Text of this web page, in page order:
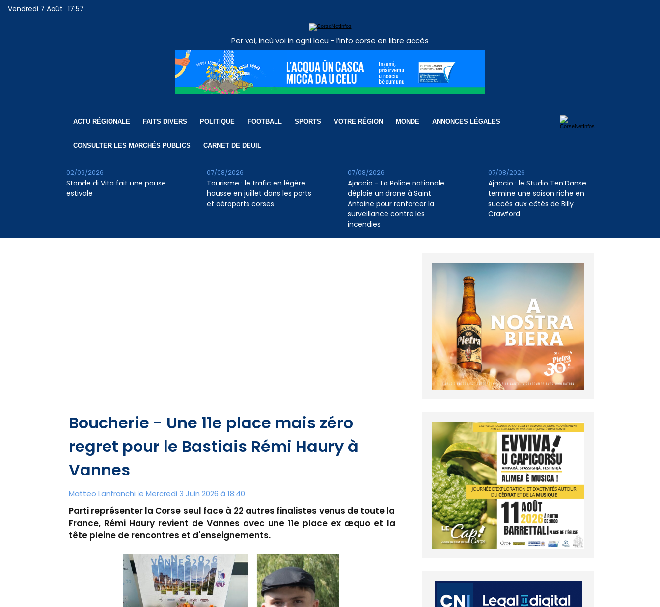
Vendredi 7 Août 17:57
Per voi, incù voi in ogni locu - l’info corse en libre accès
ACTU RÉGIONALE FAITS DIVERS POLITIQUE FOOTBALL SPORTS VOTRE RÉGION MONDE ANNONCES LÉGALES
CONSULTER LES MARCHÉS PUBLICS CARNET DE DEUIL
Stonde di Vita fait une pause
estivale
02/09/2026
Tourisme : le trafic en légère
hausse en juillet dans les ports
et aéroports corses
07/08/2026
Ajaccio - La Police nationale
déploie un drone à Saint
Antoine pour renforcer la
surveillance contre les
incendies
07/08/2026
Ajaccio : le Studio Ten’Danse
termine une saison riche en
succès aux côtés de Billy
Crawford
07/08/2026
Boucherie - Une 11e place mais zéro
regret pour le Bastiais Rémi Haury à
Vannes
Matteo Lanfranchi le Mercredi 3 Juin 2026 à 18:40
Parti représenter la Corse seul face à 22 autres finalistes venus de toute la
France, Rémi Haury revient de Vannes avec une 11e place ex æquo et la
tête pleine de rencontres et d'enseignements.